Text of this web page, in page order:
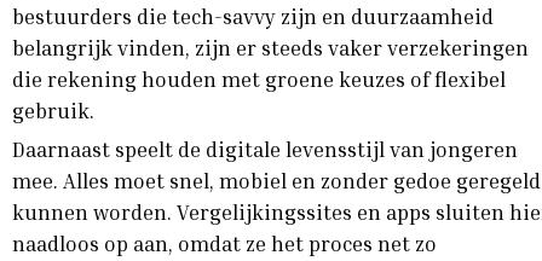
bestuurders die tech-savvy zijn en duurzaamheid
belangrijk vinden, zijn er steeds vaker verzekeringen
die rekening houden met groene keuzes of flexibel
gebruik.
Daarnaast speelt de digitale levensstijl van jongeren
mee. Alles moet snel, mobiel en zonder gedoe geregeld
kunnen worden. Vergelijkingssites en apps sluiten
naadloos op aan, omdat ze het proces net zo